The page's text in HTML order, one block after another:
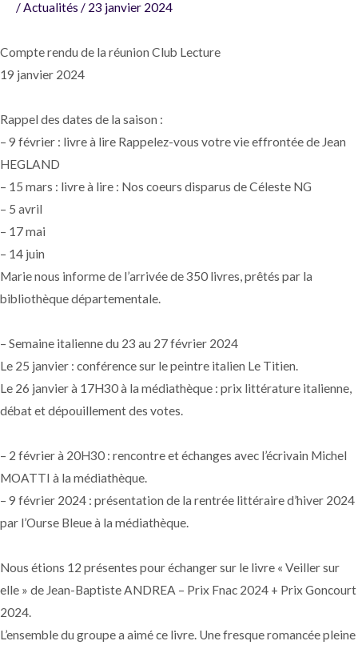
/Actualités / 23 janvier 2024
Compte rendu de la réunion Club Lecture
19 janvier 2024
Rappel des dates de la saison :
– 9 février : livre à lire Rappelez-vous votre vie effrontée de Jean
HEGLAND
– 15 mars : livre à lire : Nos coeurs disparus de Céleste NG
– 5 avril
– 17 mai
– 14 juin
Marie nous informe de l’arrivée de 350 livres, prêtés par la
bibliothèque départementale.
– Semaine italienne du 23 au 27 février 2024
Le 25 janvier : conférence sur le peintre italien Le Titien.
Le 26 janvier à 17H30 à la médiathèque : prix littérature italienne,
débat et dépouillement des votes.
– 2 février à 20H30 : rencontre et échanges avec l’écrivain Michel
MOATTI à la médiathèque.
– 9 février 2024 : présentation de la rentrée littéraire d’hiver 2024
par l’Ourse Bleue à la médiathèque.
Nous étions 12 présentes pour échanger sur le livre « Veiller sur
elle » de Jean-Baptiste ANDREA – Prix Fnac 2024 + Prix Goncourt
2024.
L’ensemble du groupe a aimé ce livre. Une fresque romancée pleine